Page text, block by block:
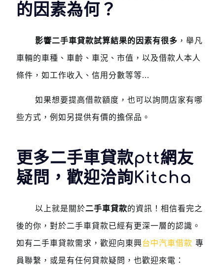
的因素為何？
影響二手車貸款試算結果的因素有很多 ，舉凡
車輛的車種、車齡、車況、市值，以及借款人本人
條件，如工作收入、信用分數等等...
如果想要提高借款額度，也可以詢問店家有哪
些方式，例如另提供有價的擔保品。
更多二手車貸款ptt網友
疑問，歡迎洽詢Kitcha
以上就是關於二手車貸款的資訊！相信看完之
後的你，對於二手車貸款已經有更深一層的認識。
如有二手車貸款需求，歡迎向東興台中汽車借款 專
員聯繫，或是有任何貸款疑問，也歡迎來電：